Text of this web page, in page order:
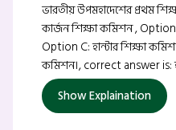
ভারতীয় উপমহাদেশের প্রথম
কার্জন শিক্ষা কমিশন ,
Option C: হান্টার শিক্ষা
কমিশন।, correct answer is:
Show Explaination